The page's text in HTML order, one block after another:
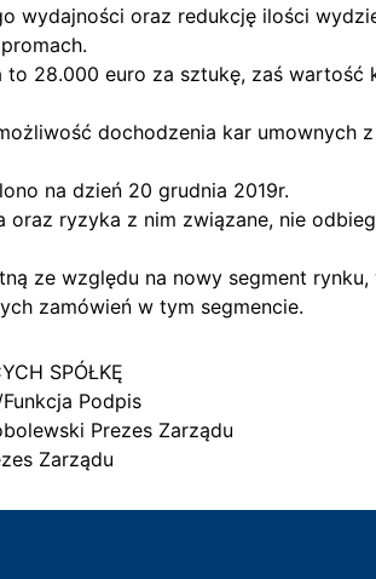
wydajności oraz redukcję ilości
28.000 euro za sztukę, zaś
dochodzenia kar umownych
na dzień 20 grudnia 2019r.
oraz ryzyka z nim związane, nie
ze względu na nowy segment
zamówień w tym segmencie.
SPÓŁKĘ
Podpis
Prezes Zarządu
Zarządu